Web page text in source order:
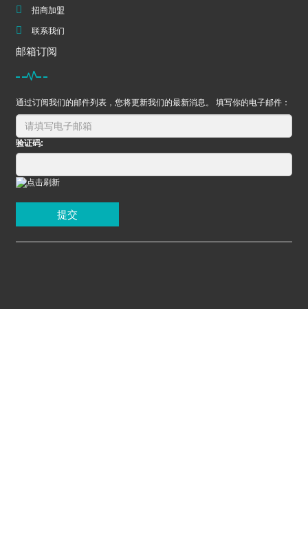
招商加盟
联系我们
邮箱订阅
通过订阅我们的邮件列表，您将更新我们的最新消息。 填写你的电子邮件：
验证码:
提交